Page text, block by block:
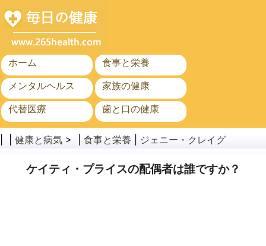
ホーム
食事と栄養
メンタルヘルス
家族の健康
代替医療
歯と口の健康
がん
公衆衛生
健康と病気 > | 食事と栄養 ジェニー・クレイグ
ケイティ・プライスの配偶者は誰ですか？